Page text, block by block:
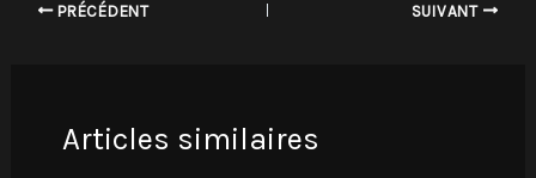
PRÉCÉDENT SUIVANT
Articles similaires